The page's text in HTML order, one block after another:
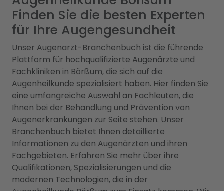
Finden Sie die besten Experten
für Ihre Augengesundheit
Unser Augenarzt-Branchenbuch ist die führende
Plattform für hochqualifizierte Augenärzte und
Fachkliniken in Börßum, die sich auf die
Augenheilkunde spezialisiert haben. Hier finden Sie
eine umfangreiche Auswahl an Fachleuten, die
Ihnen bei der Behandlung und Prävention von
Augenerkrankungen zur Seite stehen. Unser
Branchenbuch bietet Ihnen detaillierte
Informationen zu den Augenärzten und ihren
Fachgebieten. Erfahren Sie mehr über ihre
Qualifikationen, Spezialisierungen und die
modernen Technologien, die in der